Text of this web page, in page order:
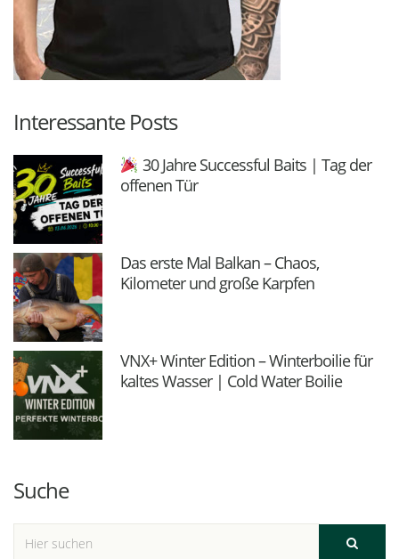
Interessante Posts
30 Jahre Successful Baits | Tag der
offenen Tür
Das erste Mal Balkan – Chaos,
Kilometer und große Karpfen
VNX+ Winter Edition – Winterboilie für
kaltes Wasser | Cold Water Boilie
Suche